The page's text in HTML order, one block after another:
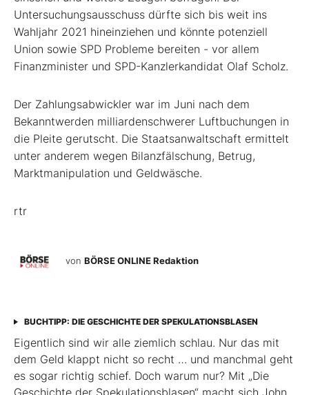
Untersuchungsausschuss dürfte sich bis weit ins
Wahljahr 2021 hineinziehen und könnte potenziell
Union sowie SPD Probleme bereiten - vor allem
Finanzminister und SPD-Kanzlerkandidat Olaf Scholz.
Der Zahlungsabwickler war im Juni nach dem
Bekanntwerden milliardenschwerer Luftbuchungen in
die Pleite gerutscht. Die Staatsanwaltschaft ermittelt
unter anderem wegen Bilanzfälschung, Betrug,
Marktmanipulation und Geldwäsche.
rtr
von BÖRSE ONLINE Redaktion
BUCHTIPP: DIE GESCHICHTE DER SPEKULATIONSBLASEN
Eigentlich sind wir alle ziemlich schlau. Nur das mit
dem Geld klappt nicht so recht … und manchmal geht
es sogar richtig schief. Doch warum nur? Mit „Die